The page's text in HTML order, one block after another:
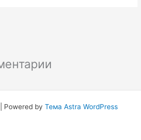
Powered by Тема Astra WordPress